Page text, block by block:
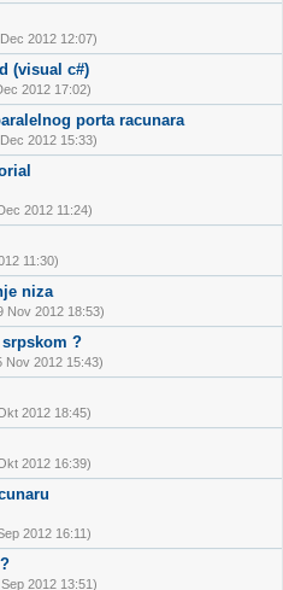
2012 12:07)
(visual c#)
2012 17:02)
porta racunara
2012 15:33)
2012 11:24)
11:30)
niza
Nov 2012 18:53)
?
Nov 2012 15:43)
2012 18:45)
2012 16:39)
2012 16:11)
2012 13:51)